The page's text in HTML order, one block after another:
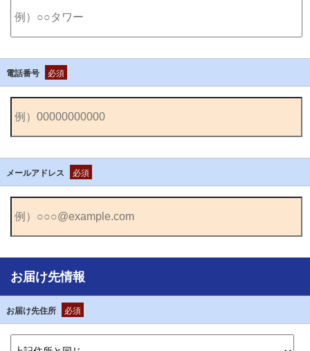
電話番号 必須
メールアドレス 必須
お届け先情報
お届け先住所 必須